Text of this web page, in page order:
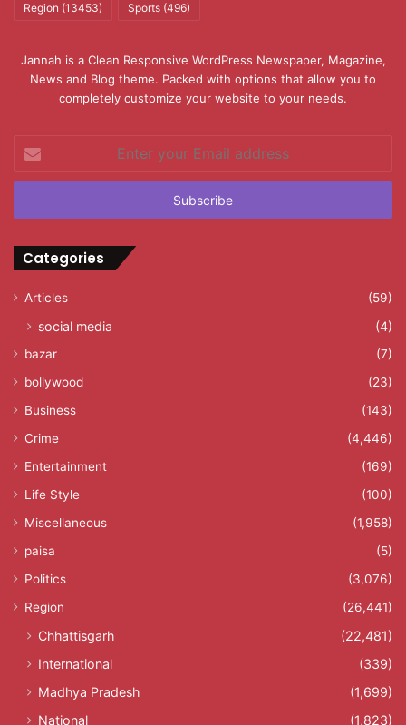
Region (13453) Sports (496)
Jannah is a Clean Responsive WordPress Newspaper, Magazine,
News and Blog theme. Packed with options that allow you to
completely customize your website to your needs.
your
Email
Categories
Articles (59)
social media (4)
bazar
(7)
bollywood
(23)
Business
(143)
Crime
(4,446)
Entertainment
(169)
Life Style
(100)
Miscellaneous
(1,958)
paisa
(5)
Politics
(3,076)
Region
(26,441)
Chhattisgarh
(22,481)
International
(339)
Madhya Pradesh
(1,699)
National
(1,823)